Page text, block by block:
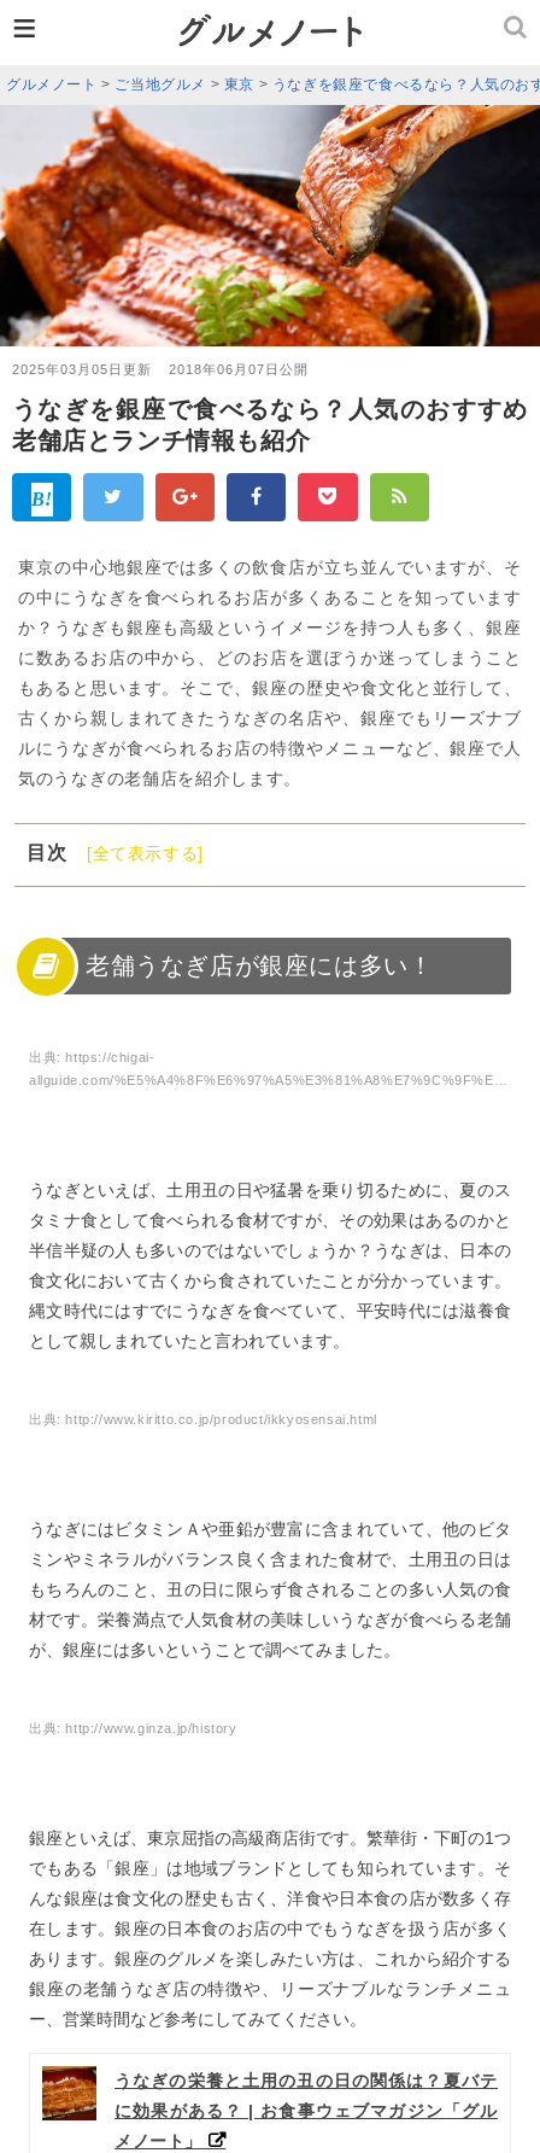
グルメノート > ご当地グルメ > 東京 > うなぎを銀座で食べるなら？人気のお
2025年03月05日更新 2018年06月07日公開
うなぎを銀座で食べるなら？人気のおすすめ
老舗店とランチ情報も紹介
東京の中心地銀座では多くの飲食店が立ち並んでいますが、そ
の中にうなぎを食べられるお店が多くあることを知っています
か？うなぎも銀座も高級というイメージを持つ人も多く、銀座
に数あるお店の中から、どのお店を選ぼうか迷ってしまうこと
もあると思います。そこで、銀座の歴史や食文化と並行して、
古くから親しまれてきたうなぎの名店や、銀座でもリーズナブ
ルにうなぎが食べられるお店の特徴やメニューなど、銀座で人
気のうなぎの老舗店を紹介します。
目次
[全て表示する]
1
老舗うなぎ店が銀座には多い！
3
銀座へおいしいうなぎを食べに行こう！
老舗うなぎ店が銀座には多い！
出典:https://chigai-
allguide.com/%E5%A4%8F%E6%97%A5%E3%81%A8%E7%9C%9F%E5%A4%8F%E6%97%A5%E3%81%A8%E7%8C%9B%E6%9A%91%E6%97%A5%E3%81%A8%E9%85%B7%E6%9A%91%E6%97%A5%E3%81%A8%E7%86%B1%E5%B8%AF%E5%A4%9C/
うなぎといえば、土用丑の日や猛暑を乗り切るために、夏のス
タミナ食として食べられる食材ですが、その効果はあるのかと
半信半疑の人も多いのではないでしょうか？うなぎは、日本の
食文化において古くから食されていたことが分かっています。
縄文時代にはすでにうなぎを食べていて、平安時代には滋養食
として親しまれていたと言われています。
出典:http://www.kiritto.co.jp/product/ikkyosensai.html
うなぎにはビタミンＡや亜鉛が豊富に含まれていて、他のビタ
ミンやミネラルがバランス良く含まれた食材で、土用丑の日は
もちろんのこと、丑の日に限らず食されることの多い人気の食
材です。栄養満点で人気食材の美味しいうなぎが食べらる老舗
が、銀座には多いということで調べてみました。
出典:http://www.ginza.jp/history
銀座といえば、東京屈指の高級商店街です。繁華街・下町の1つ
でもある「銀座」は地域ブランドとしても知られています。そ
んな銀座は食文化の歴史も古く、洋食や日本食の店が数多く存
在します。銀座の日本食のお店の中でもうなぎを扱う店が多く
あります。銀座のグルメを楽しみたい方は、これから紹介する
銀座の老舗うなぎ店の特徴や、リーズナブルなランチメニュ
ー、営業時間など参考にしてみてください。
うなぎの栄養と土用の丑の日の関係は？夏バテ
に効果がある？ | お食事ウェブマガジン「グル
メノート」
≡